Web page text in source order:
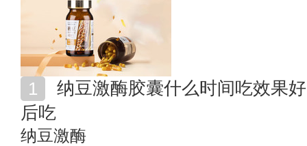
后吃
纳豆激酶